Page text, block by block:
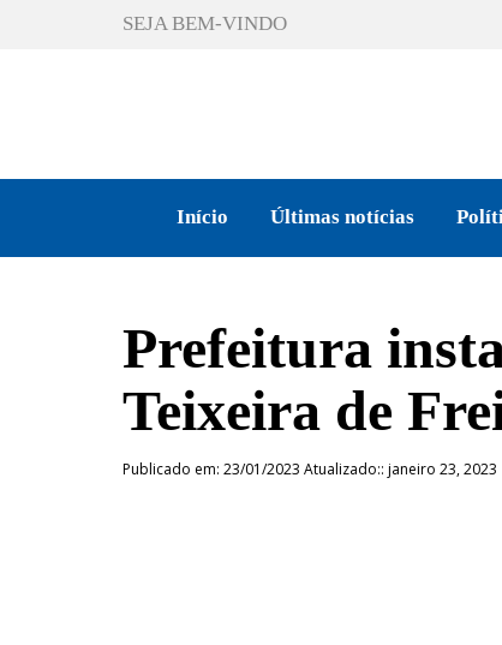
SEJA BEM-VINDO
Início Últimas notícias
Prefeitura
Teixeira de
Publicado em: 23/01/2023 Atualizado:: janeiro 23, 2023